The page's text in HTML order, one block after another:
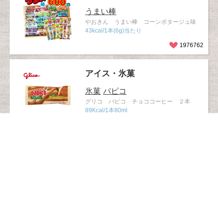
うまい棒
やおきん うまい棒 コーンポタージュ味
43kcal/1本(6g)当たり
1976762
アイス・氷菓
氷菓 パピコ
グリコ パピコ チョココーヒー ２本
89Kcal/1本80ml